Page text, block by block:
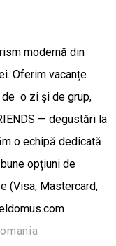
modernă din
Oferim vacanțe
o zi și de grup,
— degustări la
o echipă dedicată
opțiuni de
(Visa, Mastercard,